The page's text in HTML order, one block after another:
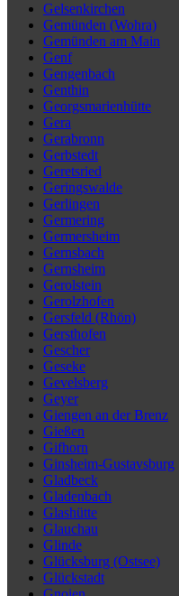
Gelsenkirchen
Gemünden (Wohra)
Gemünden am Main
Genf
Gengenbach
Genthin
Georgsmarienhütte
Gera
Gerabronn
Gerbstedt
Geretsried
Geringswalde
Gerlingen
Germering
Germersheim
Gernsbach
Gernsheim
Gerolstein
Gerolzhofen
Gersfeld (Rhön)
Gersthofen
Gescher
Geseke
Gevelsberg
Geyer
Giengen an der Brenz
Gießen
Gifhorn
Ginsheim-Gustavsburg
Gladbeck
Gladenbach
Glashütte
Glauchau
Glinde
Glücksburg (Ostsee)
Glückstadt